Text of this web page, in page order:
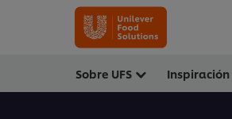
Sobre UFS Inspiración